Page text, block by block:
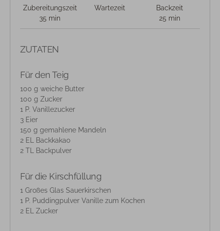
Zubereitungszeit
35 min
Wartezeit
Backzeit
25 min
ZUTATEN
Für den Teig
100 g weiche Butter
100 g Zucker
1 P. Vanillezucker
3 Eier
150 g gemahlene Mandeln
2 EL Backkakao
2 TL Backpulver
Für die Kirschfüllung
1 Großes Glas Sauerkirschen
1 P. Puddingpulver Vanille zum Kochen
2 EL Zucker